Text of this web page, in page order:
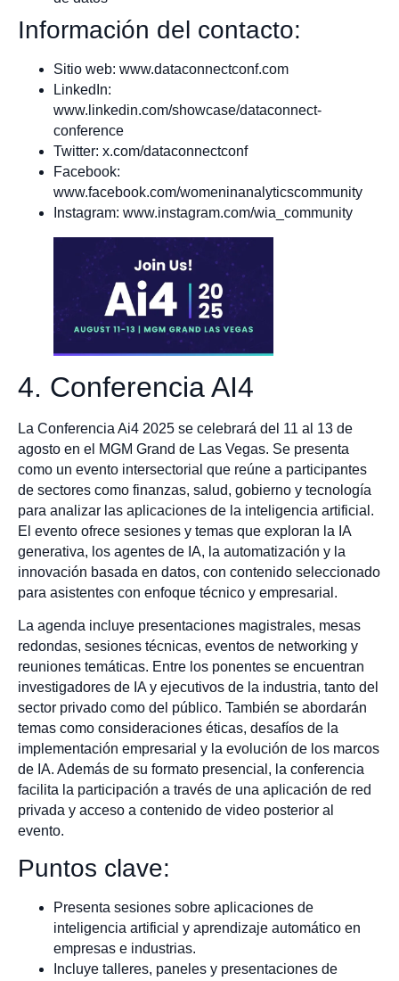
Información del contacto:
Sitio web: www.dataconnectconf.com
LinkedIn:
www.linkedin.com/showcase/dataconnect-
conference
Twitter: x.com/dataconnectconf
Facebook:
www.facebook.com/womeninanalyticscommunity
Instagram: www.instagram.com/wia_community
4. Conferencia AI4
La Conferencia Ai4 2025 se celebrará del 11 al 13 de
agosto en el MGM Grand de Las Vegas. Se presenta
como un evento intersectorial que reúne a participantes
de sectores como finanzas, salud, gobierno y tecnología
para analizar las aplicaciones de la inteligencia artificial.
El evento ofrece sesiones y temas que exploran la IA
generativa, los agentes de IA, la automatización y la
innovación basada en datos, con contenido seleccionado
para asistentes con enfoque técnico y empresarial.
La agenda incluye presentaciones magistrales, mesas
redondas, sesiones técnicas, eventos de networking y
reuniones temáticas. Entre los ponentes se encuentran
investigadores de IA y ejecutivos de la industria, tanto del
sector privado como del público. También se abordarán
temas como consideraciones éticas, desafíos de la
implementación empresarial y la evolución de los marcos
de IA. Además de su formato presencial, la conferencia
facilita la participación a través de una aplicación de red
privada y acceso a contenido de video posterior al
evento.
Puntos clave:
Presenta sesiones sobre aplicaciones de
inteligencia artificial y aprendizaje automático en
empresas e industrias.
Incluye talleres, paneles y presentaciones de